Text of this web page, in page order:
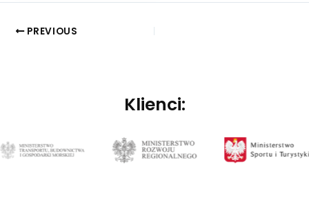
PREVIOUS
Klienci: